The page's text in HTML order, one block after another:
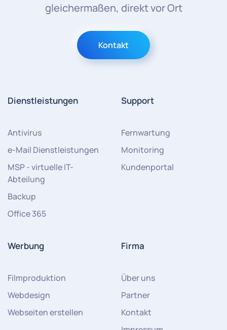
gleichermaßen, direkt vor Ort
Kontakt
Dienstleistungen
Antivirus
e-Mail Dienstleistungen
MSP - virtuelle IT-
Abteilung
Backup
Office 365
Support
Fernwartung
Monitoring
Kundenportal
Werbung
Filmproduktion
Webdesign
Webseiten erstellen
Firma
Über uns
Partner
Kontakt